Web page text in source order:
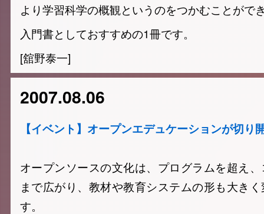
より学習科学の概観というのをつかむことがで
入門書としておすすめの1冊です。
[舘野泰一]
2007.08.06
【イベント】オープンエデュケーションが切り
オープンソースの文化は、プログラムを超え
まで広がり、教材や教育システムの形も大き
す。